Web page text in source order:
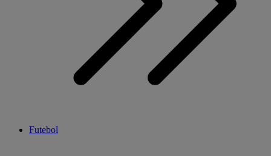
Futebol